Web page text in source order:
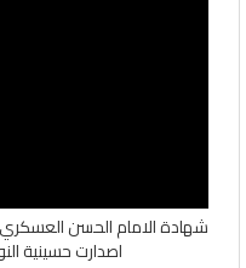
شهادة الامام الحسن
اصدارت حسينية